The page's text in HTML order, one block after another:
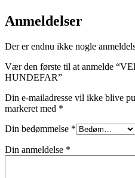
Anmeldelser
Der er endnu ikke nogle
Vær den første til at anmelde
HUNDEFAR”
Din e-mailadresse vil ikke blive
markeret med *
Din bedømmelse *
Din anmeldelse *